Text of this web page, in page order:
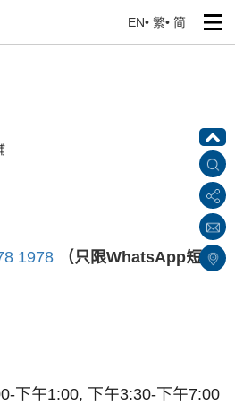
EN• 繁• 简
1978
（只限WhatsApp短訊
下午1:00, 下午3:30-下午7:00